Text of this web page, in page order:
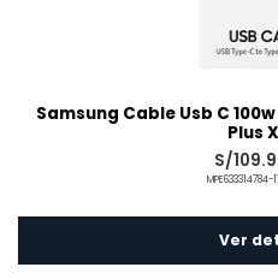
Samsung Cable Usb C
Plus
S/
MPE633314784-
Ver